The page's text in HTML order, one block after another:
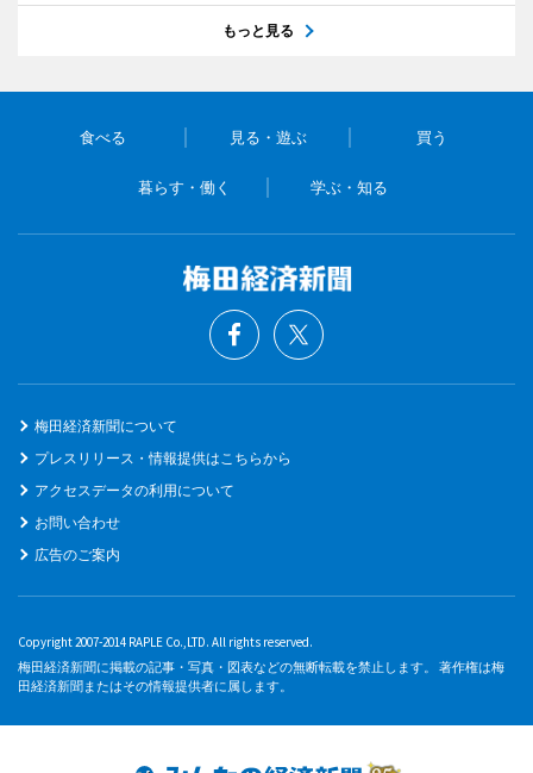
もっと見る
食べる 見る・遊ぶ 買う
暮らす・働く 学ぶ・知る
梅田経済新聞について
プレスリリース・情報提供はこちらから
アクセスデータの利用について
お問い合わせ
広告のご案内
Copyright 2007-2014 RAPLE Co.,LTD. All rights reserved.
梅田経済新聞に掲載の記事・写真・図表などの無断転載を禁止します。 著作権は梅
田経済新聞またはその情報提供者に属します。